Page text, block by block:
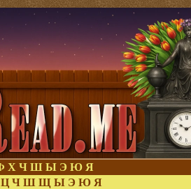
Х Ч Ш Ы Э Ю Я
Ц Ч Ш Щ Ы Э Ю Я